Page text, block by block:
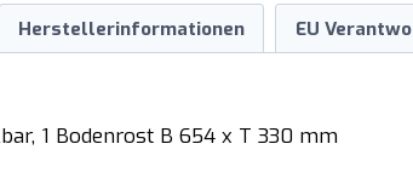
Herstellerinformationen EU
1 Bodenrost B 654 x T 330 mm